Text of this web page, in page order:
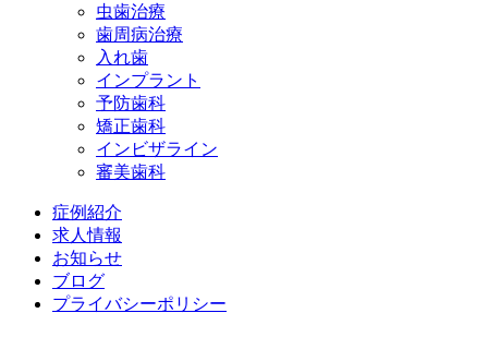
虫歯治療
歯周病治療
入れ歯
インプラント
予防歯科
矯正歯科
インビザライン
審美歯科
症例紹介
求人情報
お知らせ
ブログ
プライバシーポリシー